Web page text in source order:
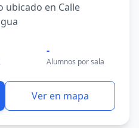
ubicado en Calle
-
Alumnos por sala
Ver en mapa